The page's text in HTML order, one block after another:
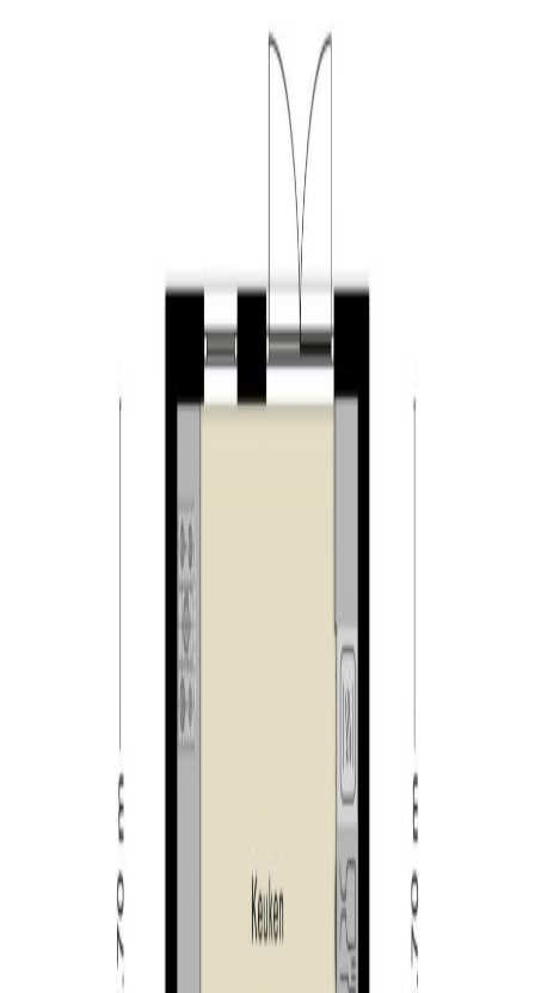
wanden. Vanuit de woonkamer heeft u toegang tot een
portaal met de toiletruimte. De toiletruimte is betegeld
en voorzien van een hangend toilet en een fonteintje. De
keuken heeft een keukenblok in rechte opstelling en een
kastenwand en is voorzien van veel gemakken. Zo vindt
u hier een 5-pits gaskookplaat, RVS afzuigkap, RVS
spoelbak, vaatwasser, combi-oven en een koelkast.
Vanuit de keuken heeft u via openslaande deuren
toegang tot de achtertuin.
De overloop geeft toegang tot drie slaapkamers en de
badkamer. Twee slaapkamers zijn gelegen aan de
voorzijde van de woning en één aan de achterzijde. Alle
en een wastafel in meubel.
Tweede verdieping:
Ook deze verdieping is via een vaste trap bereikbaar en
is verdeeld in een voorzolder en een slaapkamer. Op de
voorzolder vindt u naast handige bergruimte ook de
aansluitingen voor de wasapparatuur en de opstelling
van de CV-ketel. De slaapkamer is netjes afgewerkt met
een laminaatvloer en stucwerk op de wanden. Aan de
voorzijde vindt u een dakkapel over nagenoeg de
volledige breedte van de woning.
De onderhoudsarme achtertuin is gelegen op het
zonnige noordwesten en is voor het grootste gedeelte
voorzien van sierbestrating. Vanuit de tuin heeft u via